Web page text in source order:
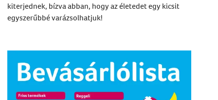
kiterjednek, bízva abban, hogy az életedet egy kicsit
egyszerűbbé varázsolhatjuk!